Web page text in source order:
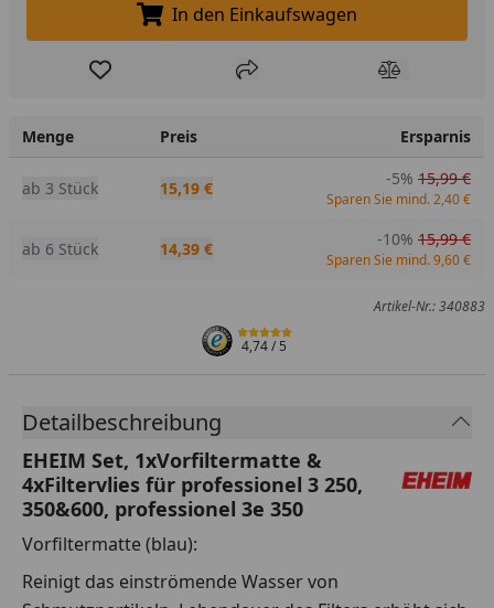
In den Einkaufswagen legen
In den Einkaufswagen
Produkt zur Wunschliste hinzufügen
Teilen Produkt
Menge Preis Ersparnis
ab 3 Stück 15,19 € -5% 15,99 €
Sparen Sie mind. 2,40 €
ab 6 Stück 14,39 € -10% 15,99 €
Sparen Sie mind. 9,60 €
Artikel-Nr.: 340883
4,74/ 5
Detailbeschreibung
EHEIM Set, 1xVorfiltermatte &
4xFiltervlies für professionel 3 250,
350&600, professionel 3e 350
Vorfiltermatte (blau):
Reinigt das einströmende Wasser von